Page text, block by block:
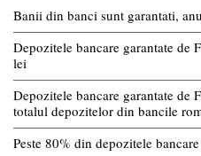
Banii din banci sunt garantati,
Depozitele bancare garantate de
lei
Depozitele bancare garantate de
totalul depozitelor din bancile
Peste 80% din depozitele